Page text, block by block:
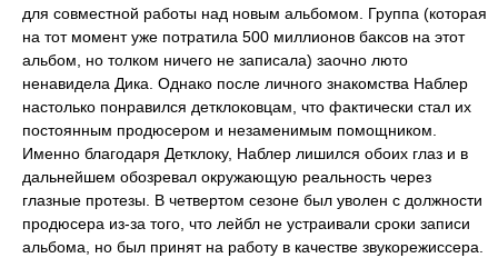
для совместной работы над новым альбомом. Группа (которая
на тот момент уже потратила 500 миллионов баксов на этот
альбом, но толком ничего не записала) заочно люто
ненавидела Дика. Однако после личного знакомства Наблер
настолько понравился детклоковцам, что фактически стал их
постоянным продюсером и незаменимым помощником.
Именно благодаря Детклоку, Наблер лишился обоих глаз и в
дальнейшем обозревал окружающую реальность через
глазные протезы. В четвертом сезоне был уволен с должности
продюсера из-за того, что лейбл не устраивали сроки записи
альбома, но был принят на работу в качестве звукорежиссера.